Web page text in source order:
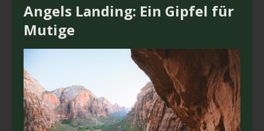
Angels Landing: Ein Gipfel für
Mutige